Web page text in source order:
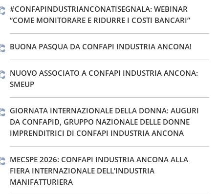
#CONFAPINDUSTRIANCONATISEGNALA: WEBINAR
“COME MONITORARE E RIDURRE I COSTI BANCARI”
BUONA PASQUA DA CONFAPI INDUSTRIA ANCONA!
NUOVO ASSOCIATO A CONFAPI INDUSTRIA ANCONA:
SMEUP
GIORNATA INTERNAZIONALE DELLA DONNA: AUGURI
DA CONFAPID, GRUPPO NAZIONALE DELLE DONNE
IMPRENDITRICI DI CONFAPI INDUSTRIA ANCONA
MECSPE 2026: CONFAPI INDUSTRIA ANCONA ALLA
FIERA INTERNAZIONALE DELL’INDUSTRIA
MANIFATTURIERA